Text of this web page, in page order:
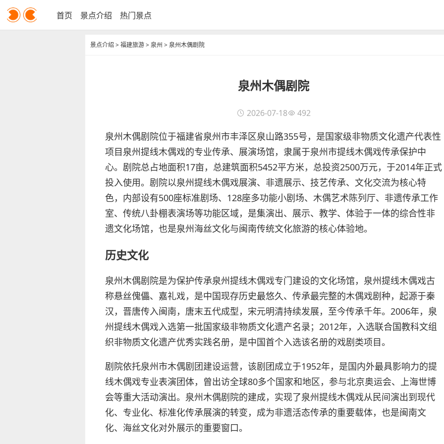
首页 景点介绍 热门景点
景点介绍 >福建旅游>泉州 >泉州木偶剧院
泉州木偶剧院
2026-07-18 492
泉州木偶剧院位于福建省泉州市丰泽区泉山路355号，是国家级非物质文化遗产代表性
项目泉州提线木偶戏的专业传承、展演场馆，隶属于泉州市提线木偶戏传承保护中
心。剧院总占地面积17亩，总建筑面积5452平方米，总投资2500万元，于2014年正式
投入使用。剧院以泉州提线木偶戏展演、非遗展示、技艺传承、文化交流为核心特
色，内部设有500座标准剧场、128座多功能小剧场、木偶艺术陈列厅、非遗传承工作
室、传统八卦棚表演场等功能区域，是集演出、展示、教学、体验于一体的综合性非
遗文化场馆，也是泉州海丝文化与闽南传统文化旅游的核心体验地。
历史文化
泉州木偶剧院是为保护传承泉州提线木偶戏专门建设的文化场馆，泉州提线木偶戏古
称悬丝傀儡、嘉礼戏，是中国现存历史最悠久、传承最完整的木偶戏剧种，起源于秦
汉，晋唐传入闽南，唐末五代成型，宋元明清持续发展，至今传承千年。2006年，泉
州提线木偶戏入选第一批国家级非物质文化遗产名录；2012年，入选联合国教科文组
织非物质文化遗产优秀实践名册，是中国首个入选该名册的戏剧类项目。
剧院依托泉州市木偶剧团建设运营，该剧团成立于1952年，是国内外最具影响力的提
线木偶戏专业表演团体，曾出访全球80多个国家和地区，参与北京奥运会、上海世博
会等重大活动演出。泉州木偶剧院的建成，实现了泉州提线木偶戏从民间演出到现代
化、专业化、标准化传承展演的转变，成为非遗活态传承的重要载体，也是闽南文
化、海丝文化对外展示的重要窗口。